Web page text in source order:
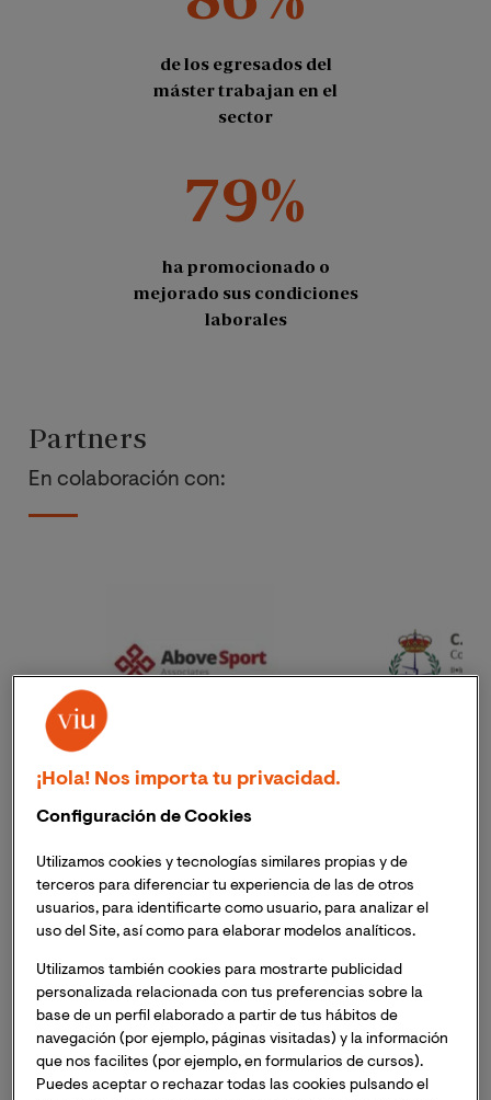
de los egresados del
máster trabajan en el
sector
79%
ha promocionado o
mejorado sus condiciones
laborales
Partners
En colaboración con:
¿Qué hace a este máster único?
El programa capacita al estudiante para dominar
las disciplinas más avanzadas y efectivas
en Gestión del Deporte.
¡Hola! Nos importa tu privacidad.
Configuración de Cookies
Utilizamos cookies y tecnologías similares propias y de
terceros para diferenciar tu experiencia de las de otros
usuarios, para identificarte como usuario, para analizar el
uso del Site, así como para elaborar modelos analíticos.
Utilizamos también cookies para mostrarte publicidad
personalizada relacionada con tus preferencias sobre la
base de un perfil elaborado a partir de tus hábitos de
navegación (por ejemplo, páginas visitadas) y la información
que nos facilites (por ejemplo, en formularios de cursos).
Puedes aceptar o rechazar todas las cookies pulsando el